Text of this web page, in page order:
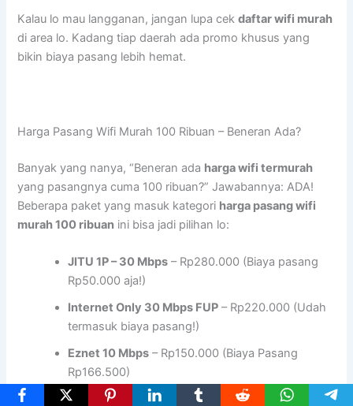
Kalau lo mau langganan, jangan lupa cekdaftar wifi murah
di area lo. Kadang tiap daerah ada promo khusus yang
bikin biaya pasang lebih hemat.
Harga Pasang Wifi Murah 100 Ribuan – Beneran Ada?
Banyak yang nanya, “Beneran ada harga wifi termurah
yang pasangnya cuma 100 ribuan?” Jawabannya: ADA!
Beberapa paket yang masuk kategori harga pasang wifi
murah 100 ribuan ini bisa jadi pilihan lo:
JITU 1P – 30 Mbps – Rp280.000 (Biaya pasang
Rp50.000 aja!)
Internet Only 30 Mbps FUP – Rp220.000 (Udah
termasuk biaya pasang!)
Eznet 10 Mbps – Rp150.000 (Biaya Pasang
Rp166.500)